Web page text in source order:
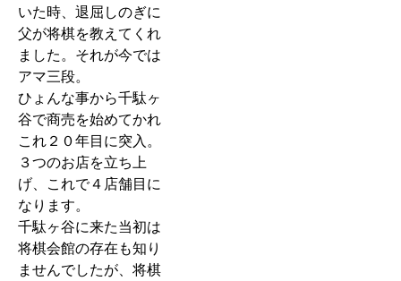
いた時、退屈しのぎに
父が将棋を教えてくれ
ました。それが今では
アマ三段。
ひょんな事から千駄ヶ
谷で商売を始めてかれ
これ２０年目に突入。
３つのお店を立ち上
げ、これで４店舗目に
なります。
千駄ヶ谷に来た当初は
将棋会館の存在も知り
ませんでしたが、将棋